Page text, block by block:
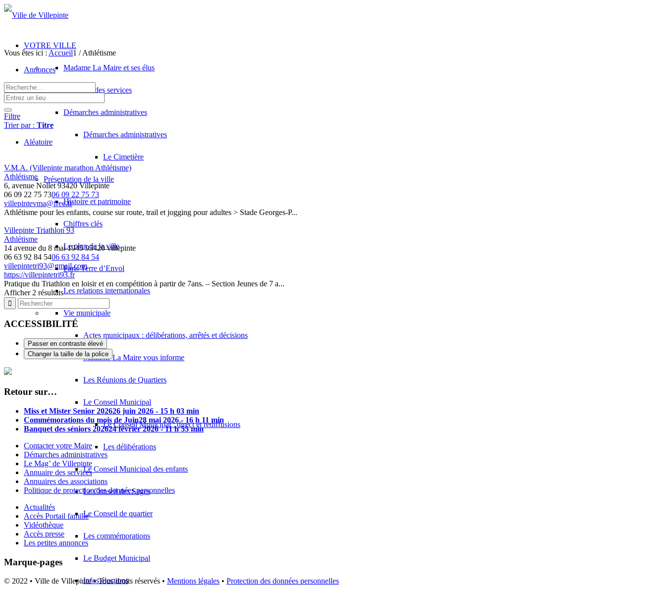
VOTRE VILLE
Madame La Maire et ses élus
Annuaire des services
Démarches administratives
Démarches administratives
Le Cimetière
Présentation de la ville
Histoire et patrimoine
Chiffres clés
Le plan de la ville
Paris Terre d’Envol
Les relations internationales
Vie municipale
Actes municipaux : délibérations, arrêtés et décisions
Madame La Maire vous informe
Les Réunions de Quartiers
Le Conseil Municipal
Le Conseil Municipal : direct et rediffusions
Les délibérations
Le Conseil Municipal des enfants
Le Conseil des Sages
Le Conseil de quartier
Les commémorations
Le Budget Municipal
Infos élections
Vous êtes ici : Accueil1 / Athlétisme
Annonces
Filtre
Trier par : Titre
Aléatoire
V.M.A. (Villepinte marathon Athlétisme)
Athlétisme
6, avenue Nollet 93420 Villepinte
06 09 22 75 7306 09 22 75 73
villepintevma@free.fr
Athlétisme pour les enfants, course sur route, trail et jogging pour adultes > Stade Georges-P...
Villepinte Triathlon 93
Athlétisme
14 avenue du 8 mai 1945 93420 villepinte
06 63 92 84 5406 63 92 84 54
villepintetri93@gmail.com
https://villepintetri93.fr
Pratique du Triathlon en loisir et en compétition à partir de 7ans. – Section Jeunes de 7 a...
Afficher 2 résultats
ACCESSIBILITÉ
Passer en contraste élevé
Changer la taille de la police
Retour sur…
Miss et Mister Senior 202626 juin 2026 - 15 h 03 min
Commémorations du mois de Juin28 mai 2026 - 16 h 11 min
Banquet des séniors 202624 février 2026 - 11 h 55 min
Contacter votre Maire
Démarches administratives
Le Mag’ de Villepinte
Annuaire des services
Annuaires des associations
Politique de protection des données personnelles
Actualités
Accès Portail famille
Vidéothèque
Accès presse
Les petites annonces
Marque-pages
© 2022 • Ville de Villepinte • Tous droits réservés • Mentions légales • Protection des données personnelles